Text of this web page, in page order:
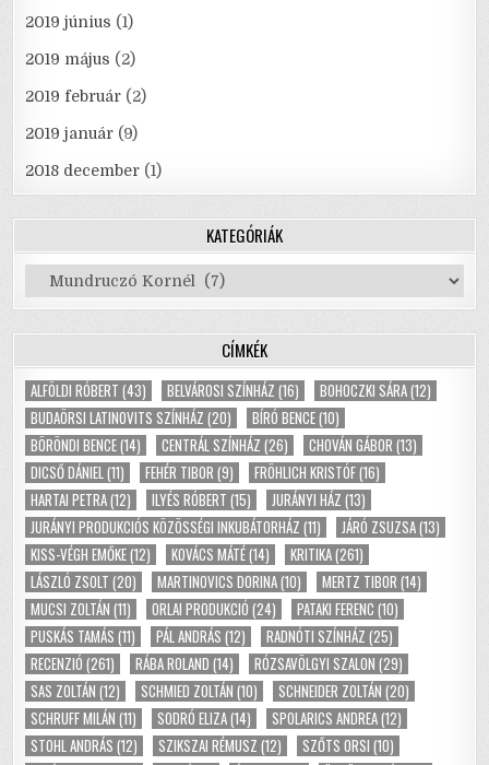
2019 június (1)
2019 május (2)
2019 február (2)
2019 január (9)
2018 december (1)
KATEGÓRIÁK
Kategóriák
CÍMKÉK
ALFÖLDI RÓBERT (43) BELVÁROSI SZÍNHÁZ (16) BOHOCZKI SÁRA(12)
BUDAÖRSI LATINOVITS SZÍNHÁZ (20) BÍRÓ BENCE(10)
BÖRÖNDI BENCE(14) CENTRÁL SZÍNHÁZ (26) CHOVÁN GÁBOR (13)
DICSŐ DÁNIEL(11) FEHÉR TIBOR (9) FRÖHLICH KRISTÓF(16)
HARTAI PETRA(12) ILYÉS RÓBERT (15) JURÁNYI HÁZ (13)
JURÁNYI PRODUKCIÓS KÖZÖSSÉGI INKUBÁTORHÁZ (11) JÁRÓ ZSUZSA(13)
KISS-VÉGH EMŐKE(12) KOVÁCS MÁTÉ(14) KRITIKA(261)
LÁSZLÓ ZSOLT (20) MARTINOVICS DORINA(10) MERTZ TIBOR (14)
MUCSI ZOLTÁN (11) ORLAI PRODUKCIÓ (24) PATAKI FERENC (10)
PUSKÁS TAMÁS (11) PÁL ANDRÁS (12) RADNÓTI SZÍNHÁZ (25)
RECENZIÓ (261) RÁBA ROLAND (14) RÓZSAVÖLGYI SZALON (29)
SAS ZOLTÁN (12) SCHMIED ZOLTÁN (10) SCHNEIDER ZOLTÁN (20)
SCHRUFF MILÁN (11) SODRÓ ELIZA(14) SPOLARICS ANDREA(12)
STOHL ANDRÁS (12) SZIKSZAI RÉMUSZ (12) SZŐTS ORSI (10)